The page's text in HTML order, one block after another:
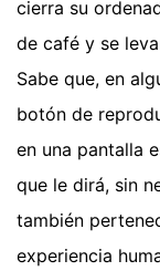
cierra su
de café y se
Sabe que, en
botón de
en una pantalla
que le dirá, sin
también
experiencia